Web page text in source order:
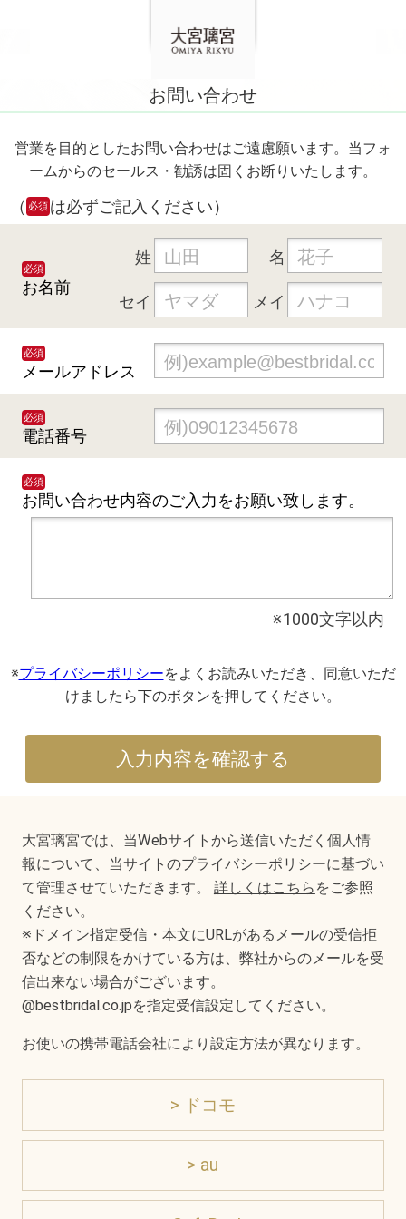
お問い合わせ
営業を目的としたお問い合わせはご遠慮願います。当フォ
ームからのセールス・勧誘は固くお断りいたします。
（ 必須 は必ずご記入ください）
必須
お名前
姓 名
セイ メイ
必須
メールアドレス
必須
電話番号
必須
お問い合わせ内容のご入力をお願い致します。
※1000文字以内
※プライバシーポリシーをよくお読みいただき、同意いただ
けましたら下のボタンを押してください。
大宮璃宮では、当Webサイトから送信いただく個人情
報について、当サイトのプライバシーポリシーに基づい
て管理させていただきます。 詳しくはこちら をご参照
ください。
※ドメイン指定受信・本文にURLがあるメールの受信拒
否などの制限をかけている方は、弊社からのメールを受
信出来ない場合がございます。
@bestbridal.co.jpを指定受信設定してください。
お使いの携帯電話会社により設定方法が異なります。
> ドコモ
> au